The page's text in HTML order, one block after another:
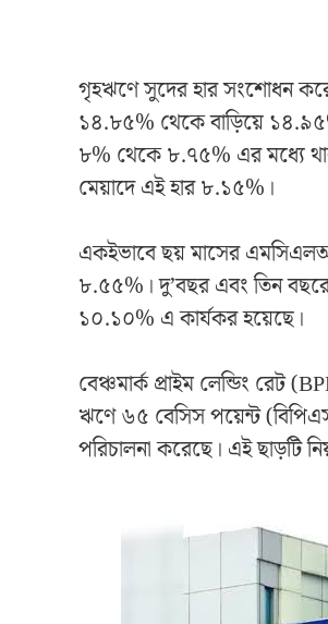
গৃহঋণে সুদের হার সংশোধন
১৪.৮৫% থেকে বাড়িয়ে
৮% থেকে ৮.৭৫% এর মধ্যে
মেয়াদে এই হার ৮.১৫%।
একইভাবে ছয় মাসের
৮.৫৫%। দু’বছর এবং তিন
১০.১০% এ কার্যকর হয়েছে।
বেঞ্চমার্ক প্রাইম লেন্ডিং রেট
ঋণে ৬৫ বেসিস পয়েন্ট
পরিচালনা করেছে। এই ছাড়টি